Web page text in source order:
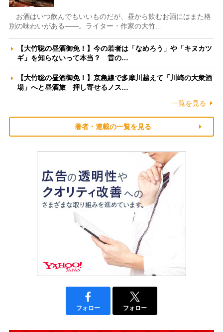
お酒はいつ飲んでもいいものだが、昼から飲むお酒にはまた格
別の味わいがある――。ライター・作家の大竹…
【大竹聡の昼酒御免！】今の若者は「なめろう」や「キヌカツ
ギ」を知らないって本当？ 昔の…
【大竹聡の昼酒御免！】京急線で多摩川越えて「川崎の大衆酒
場」へと昼酒旅 押し寄せるノス…
一覧を見る
著者・連載の一覧を見る
フォロー フォロー